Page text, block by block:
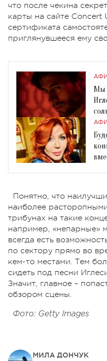
что после чекина
карты на сайте Concert
сертификата
приглянувшееся ему
Мы
Понятно, что
наиболее
трибунах на такие
например, «непарные»
всегда есть
по сектору прямо во
кем-то местами. Тем
сидеть под песни
Значит, главное –
обзором сцены.
Фото: Getty Images
МИЛА ДОНЧУК